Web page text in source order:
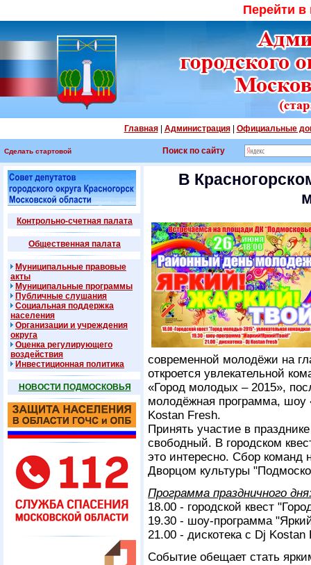
Перейти
Главная| Администрация| Официальные
Сделать стартовой Поиск по сайту
Контрольно-счетная палата
Общественная палата
Муниципальные правовые
акты
Муниципальные программы
Публичные слушания
Социальная поддержка
населения
Организации и учреждения
округа
Оценка регулирующего
воздействия
Инвестиционная политика
НОВОСТИ ПОДМОСКОВЬЯ
В
современной молодёжи на
откроется увлекательной
«Город молодых – 2015»,
молодёжная программа, шоу
Kostan Fresh.
Принять участие в
свободный. В городском
это интересно. Сбор команд
Дворцом культуры
Программа праздничного
18.00 - городской квест
19.30 - шоу-программа
21.00 - дискотека с Dj Kostan
Событие обещает стать